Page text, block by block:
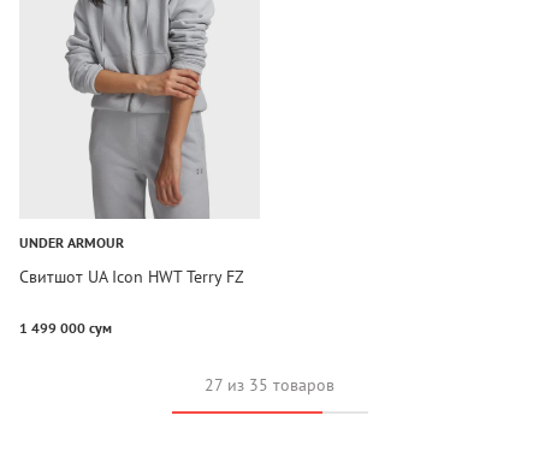
UNDER ARMOUR
Свитшот UA Icon HWT Terry FZ
1 499 000 сум
27 из 35 товаров